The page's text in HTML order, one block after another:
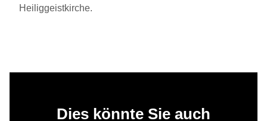
Heiliggeistkirche.
Dies könnte Sie auch